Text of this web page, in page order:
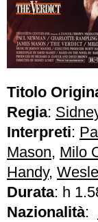
Titolo
Regia:
Interpreti:
Mason, Milo
Handy,
Durata: h
Nazionalità: